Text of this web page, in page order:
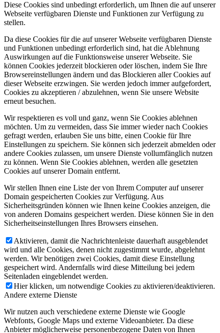
Diese Cookies sind unbedingt erforderlich, um Ihnen die auf unserer
Webseite verfügbaren Dienste und Funktionen zur Verfügung zu
stellen.
Da diese Cookies für die auf unserer Webseite verfügbaren Dienste
und Funktionen unbedingt erforderlich sind, hat die Ablehnung
Auswirkungen auf die Funktionsweise unserer Webseite. Sie
können Cookies jederzeit blockieren oder löschen, indem Sie Ihre
Browsereinstellungen ändern und das Blockieren aller Cookies auf
dieser Webseite erzwingen. Sie werden jedoch immer aufgefordert,
Cookies zu akzeptieren / abzulehnen, wenn Sie unsere Website
erneut besuchen.
Wir respektieren es voll und ganz, wenn Sie Cookies ablehnen
möchten. Um zu vermeiden, dass Sie immer wieder nach Cookies
gefragt werden, erlauben Sie uns bitte, einen Cookie für Ihre
Einstellungen zu speichern. Sie können sich jederzeit abmelden oder
andere Cookies zulassen, um unsere Dienste vollumfänglich nutzen
zu können. Wenn Sie Cookies ablehnen, werden alle gesetzten
Cookies auf unserer Domain entfernt.
Wir stellen Ihnen eine Liste der von Ihrem Computer auf unserer
Domain gespeicherten Cookies zur Verfügung. Aus
Sicherheitsgründen können wie Ihnen keine Cookies anzeigen, die
von anderen Domains gespeichert werden. Diese können Sie in den
Sicherheitseinstellungen Ihres Browsers einsehen.
Aktivieren, damit die Nachrichtenleiste dauerhaft ausgeblendet
wird und alle Cookies, denen nicht zugestimmt wurde, abgelehnt
werden. Wir benötigen zwei Cookies, damit diese Einstellung
gespeichert wird. Andernfalls wird diese Mitteilung bei jedem
Seitenladen eingeblendet werden.
Hier klicken, um notwendige Cookies zu aktivieren/deaktivieren.
Andere externe Dienste
Wir nutzen auch verschiedene externe Dienste wie Google
Webfonts, Google Maps und externe Videoanbieter. Da diese
Anbieter möglicherweise personenbezogene Daten von Ihnen